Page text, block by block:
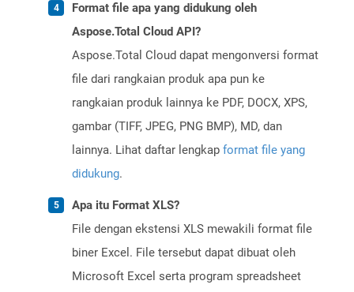
Format file apa yang didukung oleh
Aspose.Total Cloud API?
Aspose.Total Cloud dapat mengonversi format
file dari rangkaian produk apa pun ke
rangkaian produk lainnya ke PDF, DOCX, XPS,
gambar (TIFF, JPEG, PNG BMP), MD, dan
lainnya. Lihat daftar lengkap format file yang
didukung.
Apa itu Format XLS?
File dengan ekstensi XLS mewakili format file
biner Excel. File tersebut dapat dibuat oleh
Microsoft Excel serta program spreadsheet